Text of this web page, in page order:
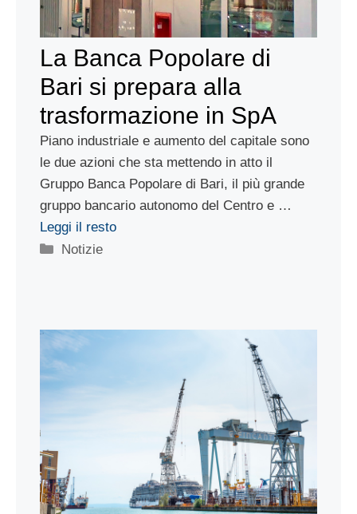
La Banca Popolare di
Bari si prepara alla
trasformazione in SpA
Piano industriale e aumento del capitale sono
le due azioni che sta mettendo in atto il
Gruppo Banca Popolare di Bari, il più grande
gruppo bancario autonomo del Centro e …
Leggi il resto
Categorie
Notizie